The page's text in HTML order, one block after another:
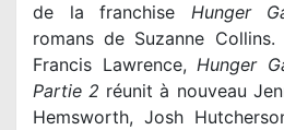
de la franchise Hunger
romans de Suzanne
Francis Lawrence,Hunger
Partie 2 réunit à nouveau
Hemsworth, Josh